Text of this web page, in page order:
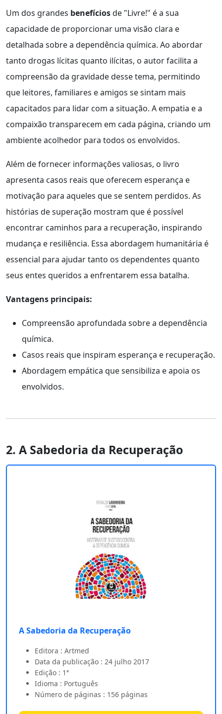
Um dos grandes benefíciosde "Livre!" é a sua
capacidade de proporcionar uma visão clara e
detalhada sobre a dependência química. Ao abordar
tanto drogas lícitas quanto ilícitas, o autor facilita a
compreensão da gravidade desse tema, permitindo
que leitores, familiares e amigos se sintam mais
capacitados para lidar com a situação. A empatia e a
compaixão transparecem em cada página, criando um
ambiente acolhedor para todos os envolvidos.
Além de fornecer informações valiosas, o livro
apresenta casos reais que oferecem esperança e
motivação para aqueles que se sentem perdidos. As
histórias de superação mostram que é possível
encontrar caminhos para a recuperação, inspirando
mudança e resiliência. Essa abordagem humanitária é
essencial para ajudar tanto os dependentes quanto
seus entes queridos a enfrentarem essa batalha.
Vantagens principais:
Compreensão aprofundada sobre a dependência
química.
Casos reais que inspiram esperança e recuperação.
Abordagem empática que sensibiliza e apoia os
envolvidos.
2. A Sabedoria da Recuperação
A Sabedoria da Recuperação
Editora : Artmed
Data da publicação : 24 julho 2017
Edição : 1ª
Idioma : Português
Número de páginas : 156 páginas